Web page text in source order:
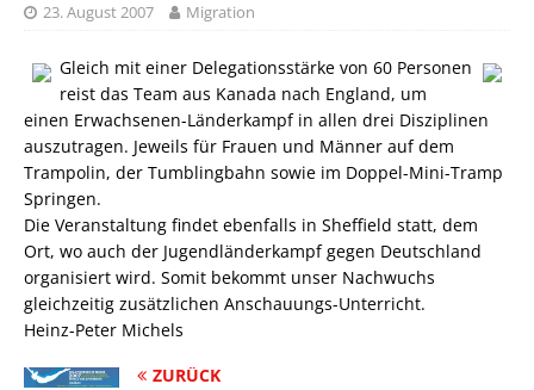
23. August 2007 Migration
Gleich mit einer Delegationsstärke von 60 Personen
reist das Team aus Kanada nach England, um
einen Erwachsenen-Länderkampf in allen drei Disziplinen
auszutragen. Jeweils für Frauen und Männer auf dem
Trampolin, der Tumblingbahn sowie im Doppel-Mini-Tramp
Springen.
Die Veranstaltung findet ebenfalls in Sheffield statt, dem
Ort, wo auch der Jugendländerkampf gegen Deutschland
organisiert wird. Somit bekommt unser Nachwuchs
gleichzeitig zusätzlichen Anschauungs-Unterricht.
Heinz-Peter Michels
ZURÜCK